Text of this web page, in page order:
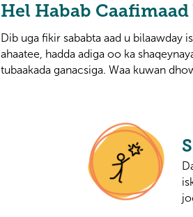
Hel Habab
Dib uga fikir sababta aad u bilaawday
ahaatee, hadda adiga oo ka
tubaakada ganacsiga. Waa kuwan